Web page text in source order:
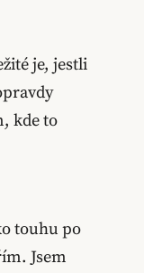
je, jestli
kde to
touhu po
Jsem